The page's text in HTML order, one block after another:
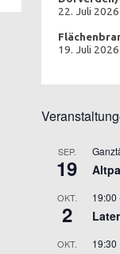
22. Juli
19. Juli
SEP.
19
OKT.
2
19:00
OKT. 19:30